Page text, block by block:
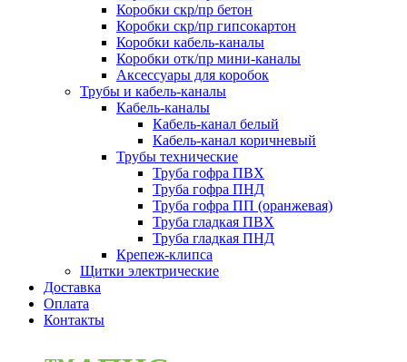
Коробки скр/пр бетон
Коробки скр/пр гипсокартон
Коробки кабель-каналы
Коробки отк/пр мини-каналы
Аксессуары для коробок
Трубы и кабель-каналы
Кабель-каналы
Кабель-канал белый
Кабель-канал коричневый
Трубы технические
Труба гофра ПВХ
Труба гофра ПНД
Труба гофра ПП (оранжевая)
Труба гладкая ПВХ
Труба гладкая ПНД
Крепеж-клипса
Щитки электрические
Доставка
Оплата
Контакты